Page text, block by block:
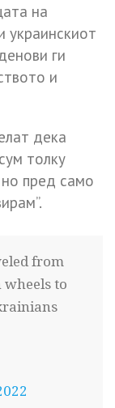
на
украинскиот
ги
и
дека
толку
пред само
from
to